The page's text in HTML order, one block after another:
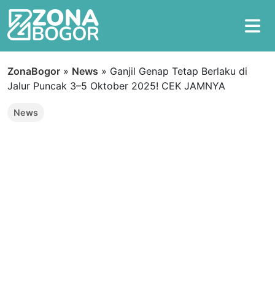
ZonaBogor » News » Ganjil Genap Tetap Berlaku di
Jalur Puncak 3–5 Oktober 2025! CEK JAMNYA
News